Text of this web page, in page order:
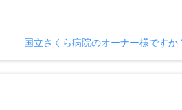
国立さくら病院のオーナー様ですか